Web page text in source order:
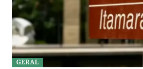
GERAL